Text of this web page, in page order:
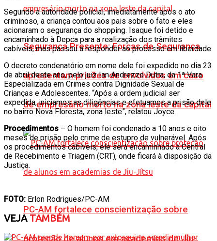
Segurança Presente: Forças de Segurança
apresentam prisões de envolvidos em caso
de empresário morto na zona leste da capital
PC-AM fortalece conscientização sobre
proteção de alunos em academias de Jiu-
Segundo a autoridade policial, imediatamente após o ato
criminoso, a criança contou aos pais sobre o fato e eles
acionaram o segurança do shopping. Isaque foi detido e
encaminhado à Depca para a realização dos trâmites
cabíveis, mas passou a responder ao processo em liberdade.
O decreto condenatório em nome dele foi expedido no dia 23
de abril deste ano, pelo juiz Ian Andrezzo Dutra, da 1ª Vara
Especializada em Crimes contra Dignidade Sexual de
Crianças e Adolescentes. “Após a ordem judicial ser
expedida, iniciamos as diligências e efetuamos a prisão dele
no bairro Nova Floresta, zona leste”, relatou Joyce.
Procedimentos – O homem foi condenado a 10 anos e oito
meses de prisão pelo crime de estupro de vulnerável. Após
os procedimentos cabíveis, ele será encaminhado à Central
de Recebimento e Triagem (CRT), onde ficará à disposição da
Justiça.
FOTO: Erlon Rodrigues/PC-AM
VEJATAMBÉM